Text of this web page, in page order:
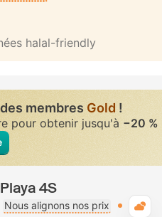
halal-friendly
membres Gold !
pour obtenir jusqu'à −20 %
4S
Nous alignons nos prix